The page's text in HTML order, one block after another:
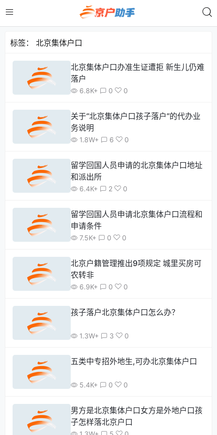
标签： 北京集体户口
北京集体户口办准生证遭拒 新生儿仍难
落户
6.8K+ 0 0
关于“北京集体户口孩子落户”的代办业
务说明
1.8W+ 6 0
留学回国人员申请的北京集体户口地址
和派出所
6.4K+ 2 0
留学回国人员申请北京集体户口流程和
申请条件
7.5K+ 0 0
北京户籍管理推出9项规定 城里买房可
农转非
6.9K+ 0 0
孩子落户北京集体户口怎么办？
1.3W+ 3 0
五类中专招外地生,可办北京集体户口
5.4K+ 0 0
男方是北京集体户口女方是外地户口孩
子怎样落北京户口